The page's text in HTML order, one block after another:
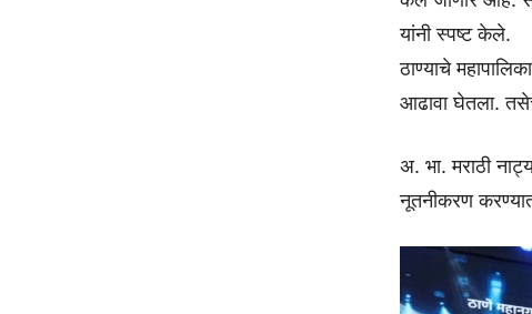
यांनी स्पष्ट केले.
ठाण्याचे
आढावा घेतला.
अ. भा. मराठी
नूतनीकरण